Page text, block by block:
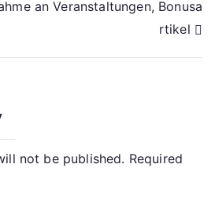
an Veranstaltungen, Bonusa
rtikel
not be published. Required